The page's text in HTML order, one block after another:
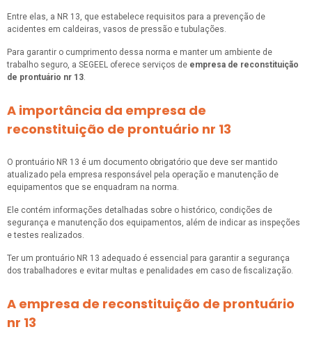
Entre elas, a NR 13, que estabelece requisitos para a prevenção de
acidentes em caldeiras, vasos de pressão e tubulações.
Para garantir o cumprimento dessa norma e manter um ambiente de
trabalho seguro, a SEGEEL oferece serviços de empresa de reconstituição
de prontuário nr 13.
A importância da empresa de
reconstituição de prontuário nr 13
O prontuário NR 13 é um documento obrigatório que deve ser mantido
atualizado pela empresa responsável pela operação e manutenção de
equipamentos que se enquadram na norma.
Ele contém informações detalhadas sobre o histórico, condições de
segurança e manutenção dos equipamentos, além de indicar as inspeções
e testes realizados.
Ter um prontuário NR 13 adequado é essencial para garantir a segurança
dos trabalhadores e evitar multas e penalidades em caso de fiscalização.
A empresa de reconstituição de prontuário
nr 13